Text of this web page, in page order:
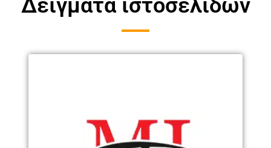
Δείγματα ιστοσελίδων